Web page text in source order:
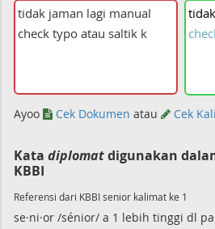
tidak
Ayoo Cek Dokumen atau Cek
Kata diplomatdigunakan
KBBI
Referensi dari KBBI senior kalimat ke 1
se·ni·or /sénior/ a 1 lebih tinggi dl